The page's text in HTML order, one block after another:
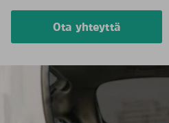
Ota yhteyttä